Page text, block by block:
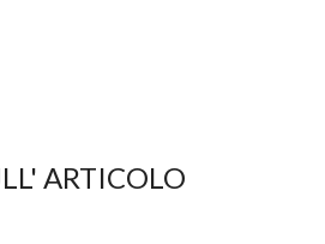
ARTICOLO